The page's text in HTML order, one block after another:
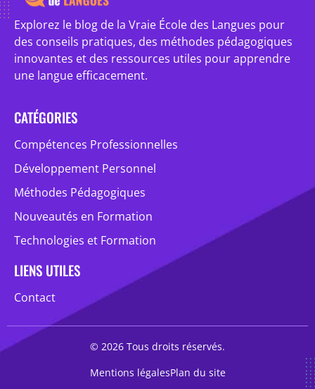
Explorez le blog de la Vraie École des Langues pour
des conseils pratiques, des méthodes pédagogiques
innovantes et des ressources utiles pour apprendre
une langue efficacement.
CATÉGORIES
Compétences Professionnelles
Développement Personnel
Méthodes Pédagogiques
Nouveautés en Formation
Technologies et Formation
LIENS UTILES
Contact
© 2026 Tous droits réservés.
Mentions légalesPlan du site